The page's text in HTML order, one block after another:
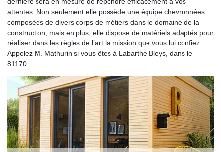
attentes. Non seulement elle possède une équipe chevronnées
composées de divers corps de métiers dans le domaine de la
construction, mais en plus, elle dispose de matériels adaptés pour
réaliser dans les règles de l’art la mission que vous lui confiez.
Appelez M. Mathurin si vous êtes à Labarthe Bleys, dans le
81170.